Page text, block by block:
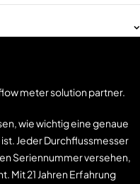
meter solution partner.
wie wichtig eine genaue
Jeder Durchflussmesser
Seriennummer versehen,
Mit 21 Jahren Erfahrung